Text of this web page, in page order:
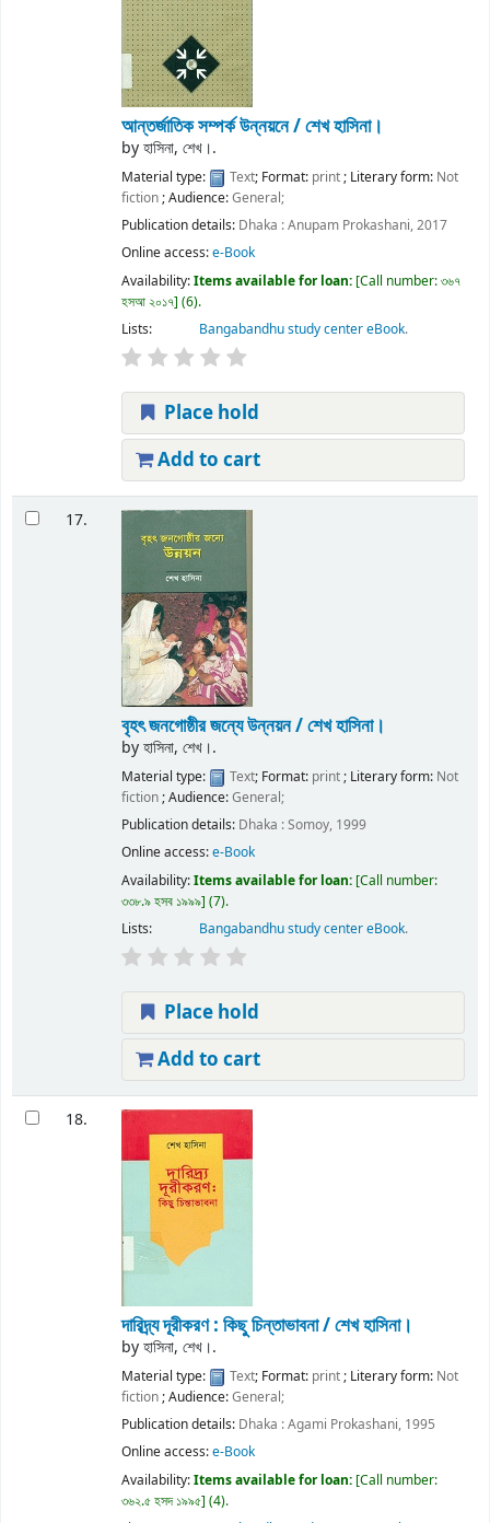
আন্তর্জাতিক সম্পর্ক উন্নয়নে /শেখ হাসিনা।
byহাসিনা, শেখ।.
Material type: Text; Format: print; Literary form: Not
fiction; Audience:General;
Publication details: Dhaka :Anupam Prokashani,2017
Online access:e-Book
Availability:Items available for loan: Call number:৩৬৭
হসআ ২০১৭ (6).
Lists:
Bangabandhu study center eBook.
Place hold
Add to cart
17.
বৃহৎ জনগোষ্ঠীর জন্যে উন্নয়ন /শেখ হাসিনা।
byহাসিনা, শেখ।.
Material type: Text; Format: print; Literary form: Not
fiction; Audience:General;
Publication details: Dhaka :Somoy, 1999
Online access:e-Book
Availability:Items available for loan: Call number:
৩৩৮.৯ হসব ১৯৯৯ (7).
Lists:
Bangabandhu study center eBook.
Place hold
Add to cart
18.
দারিদ্র্য দূরীকরণ : কিছু চিন্তাভাবনা /শেখ হাসিনা।
byহাসিনা, শেখ।.
Material type: Text; Format: print; Literary form: Not
fiction; Audience:General;
Publication details: Dhaka :Agami Prokashani, 1995
Online access:e-Book
Availability:Items available for loan: Call number:
৩৬২.৫ হসদ ১৯৯৫ (4).